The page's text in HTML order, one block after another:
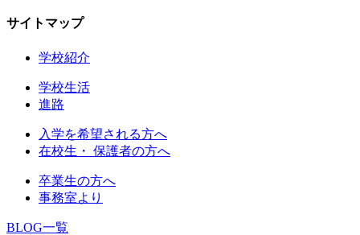
サイトマップ
学校紹介
学校生活
進路
入学を希望される方へ
在校生・ 保護者の方へ
卒業生の方へ
事務室より
BLOG一覧